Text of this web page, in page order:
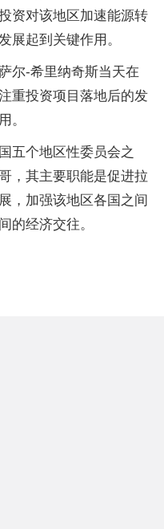
资对该地区加速能源转
展起到关键作用。
尔-希里纳奇斯当天在
重投资项目落地后的发
。
五个地区性委员会之
，其主要职能是促进拉
，加强该地区各国之间
的经济交往。